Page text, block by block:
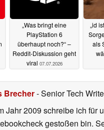
„Was bringt eine
PlayStation 6
überhaupt noch?“ –
Reddit-Diskussion geht
viral 07.07.2026
„id
als
Brecher- Senior Tech
Jahr 2009 schreibe ich für
gestoßen bin.